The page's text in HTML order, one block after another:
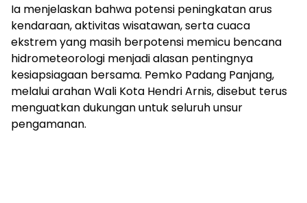
Ia menjelaskan bahwa potensi peningkatan arus
kendaraan, aktivitas wisatawan, serta cuaca
ekstrem yang masih berpotensi memicu bencana
hidrometeorologi menjadi alasan pentingnya
kesiapsiagaan bersama. Pemko Padang Panjang,
melalui arahan Wali Kota Hendri Arnis, disebut terus
menguatkan dukungan untuk seluruh unsur
pengamanan.